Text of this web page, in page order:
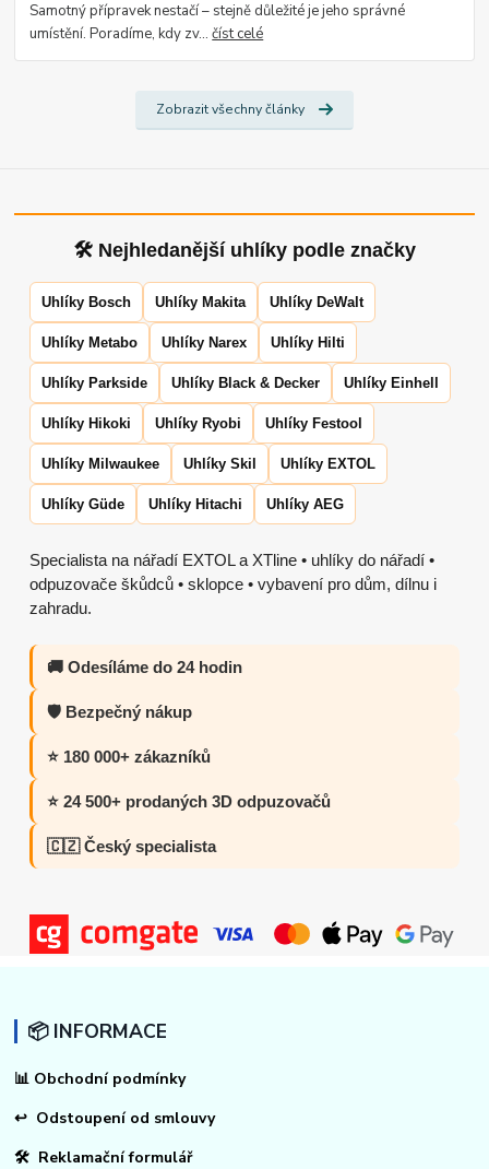
Samotný přípravek nestačí – stejně důležité je jeho správné
umístění. Poradíme, kdy zv...číst celé
Zobrazit všechny články
🛠 Nejhledanější uhlíky podle značky
Uhlíky Bosch Uhlíky Makita Uhlíky DeWalt
Uhlíky Metabo Uhlíky Narex Uhlíky Hilti
Uhlíky Parkside Uhlíky Black & Decker Uhlíky Einhell
Uhlíky Hikoki Uhlíky Ryobi Uhlíky Festool
Uhlíky Milwaukee Uhlíky Skil Uhlíky EXTOL
Uhlíky Güde Uhlíky Hitachi Uhlíky AEG
Specialista na nářadí EXTOL a XTline • uhlíky do nářadí •
odpuzovače škůdců • sklopce • vybavení pro dům, dílnu i
zahradu.
🚚 Odesíláme do 24 hodin
🛡️ Bezpečný nákup
⭐ 180 000+ zákazníků
⭐ 24 500+ prodaných 3D odpuzovačů
🇨🇿 Český specialista
📦 INFORMACE
📊 Obchodní podmínky
↩ Odstoupení od smlouvy
🛠 Reklamační formulář